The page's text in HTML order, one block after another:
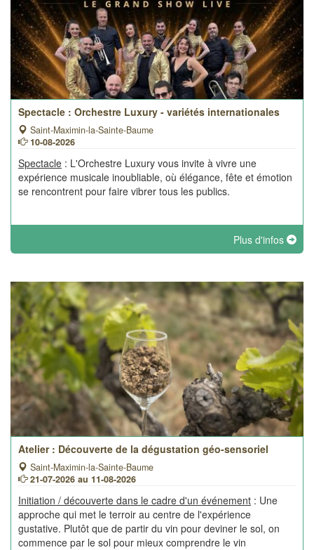
Spectacle : Orchestre Luxury - variétés internationales
Saint-Maximin-la-Sainte-Baume
10-08-2026
Spectacle : L'Orchestre Luxury vous invite à vivre une
expérience musicale inoubliable, où élégance, fête et émotion
se rencontrent pour faire vibrer tous les publics.
Plus d'infos
Atelier : Découverte de la dégustation géo-sensoriel
Saint-Maximin-la-Sainte-Baume
21-07-2026 au 11-08-2026
Initiation / découverte dans le cadre d'un événement : Une
approche qui met le terroir au centre de l'expérience
gustative. Plutôt que de partir du vin pour deviner le sol, on
commence par le sol pour mieux comprendre le vin